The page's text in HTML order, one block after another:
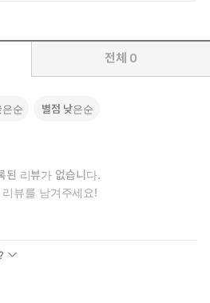
전체 0
은순 별점 낮은순
된 리뷰가 없습니다.
리뷰를 남겨주세요!